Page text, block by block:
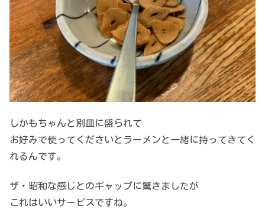
しかもちゃんと別皿に盛られて
お好みで使ってくださいとラーメンと一緒に持ってきてく
れるんです。
ザ・昭和な感じとのギャップに驚きましたが
これはいいサービスですね。